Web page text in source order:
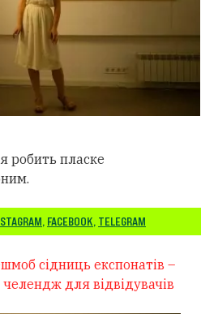
робить пласке
, FACEBOOK, TELEGRAM
сідниць експонатів –
для відвідувачів